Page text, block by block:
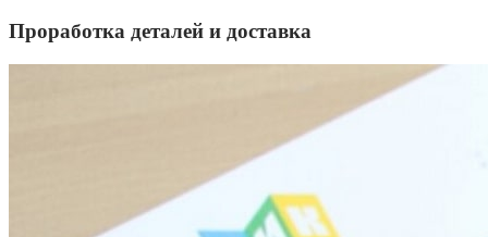
Проработка деталей и доставка